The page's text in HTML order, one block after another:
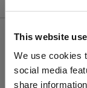
This website
We use cookies
social media
share
SISTEMAS